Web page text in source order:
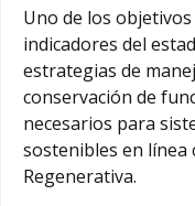
Uno de los
indicadores del
estrategias de
conservación de
necesarios para
sostenibles en línea
Regenerativa.